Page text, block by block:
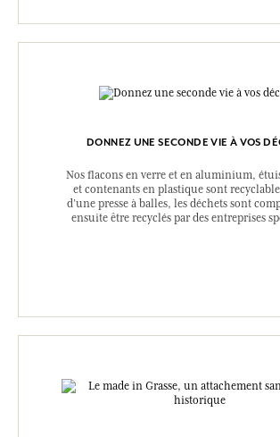
DONNEZ UNE SECONDE VIE À VOS
Nos flacons en verre et en aluminium,
et contenants en plastique sont
d’une presse à balles, les déchets sont
ensuite être recyclés par des entreprises